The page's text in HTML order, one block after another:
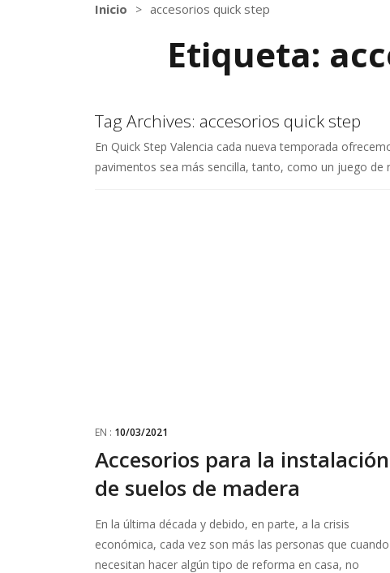
Inicio accesorios quick step
Etiqueta:
Tag Archives: accesorios quick step
En Quick Step Valencia cada nueva temporada
pavimentos sea más sencilla, tanto, como un juego de
EN : 10/03/2021
Accesorios para la instalación
de suelos de madera
En la última década y debido, en parte, a la crisis
económica, cada vez son más las personas que cuando
necesitan hacer algún tipo de reforma en casa, no